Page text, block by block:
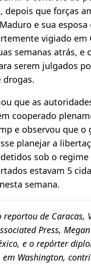
depois que forças
e sua esposa
vigiado em
semanas atrás, e
serem julgados
drogas.
que as
cooperado
e observou que o
planejar a
sob o regime
estavam 5
semana.
reportou de Caracas,
Press,
e o repórter
em Washington,